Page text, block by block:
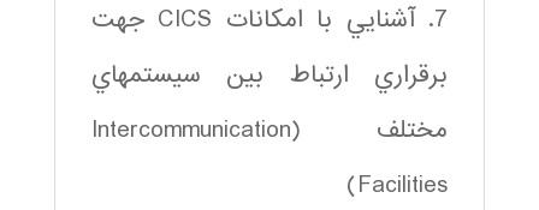
7. آشنايي با امكانات CICS جهت
برقراري ارتباط بين سيستم‎هاي
مختلف (Intercommunication
Facilities)